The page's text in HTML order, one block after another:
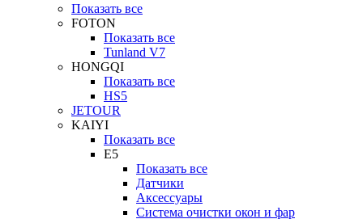
Показать все
FOTON
Показать все
Tunland V7
HONGQI
Показать все
HS5
JETOUR
KAIYI
Показать все
E5
Показать все
Датчики
Аксессуары
Система очистки окон и фар